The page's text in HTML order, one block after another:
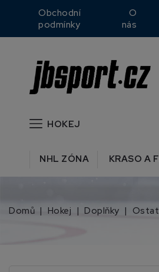
Obchodní
podmínky
O
nás
HOKEJ
NHL ZÓNA KRASO A
Domů Hokej Doplňky